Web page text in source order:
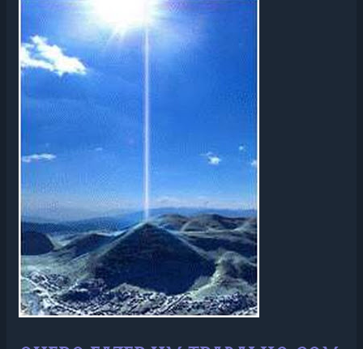
QUERO
FAZER
UM
TRABALHO
TODOS
OCÊS!